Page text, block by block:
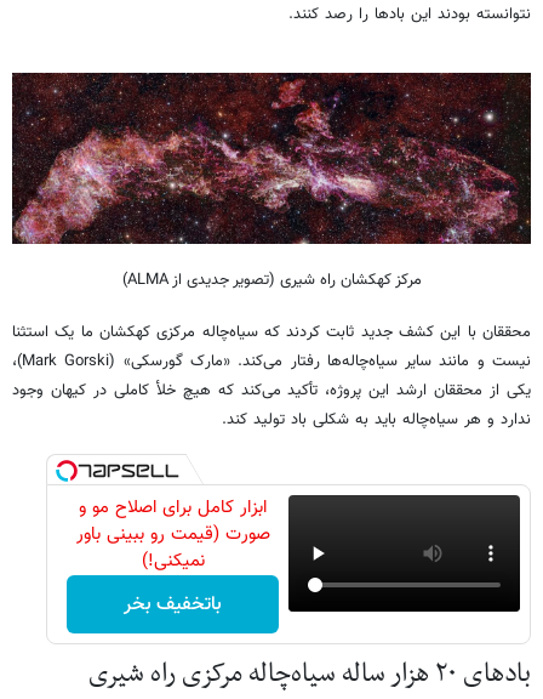
نتوانسته بودند این بادها را رصد کنند.
مرکز کهکشان راه شیری (تصویر جدیدی از ALMA)
محققان با این کشف جدید ثابت کردند که سیاه‌چاله مرکزی کهکشان ما یک استثنا
نیست و مانند سایر سیاه‌چاله‌ها رفتار می‌کند. «مارک گورسکی» (Mark Gorski)،
یکی از محققان ارشد این پروژه، تأکید می‌کند که هیچ خلأ کاملی در کیهان وجود
ندارد و هر سیاه‌چاله باید به شکلی باد تولید کند.
ابزار کامل برای اصلاح مو و
صورت (قیمت رو ببینی باور
نمیکنی!)
باتخفیف بخر
بادهای ۲۰ هزار ساله سیاه‌چاله مرکزی راه شیری